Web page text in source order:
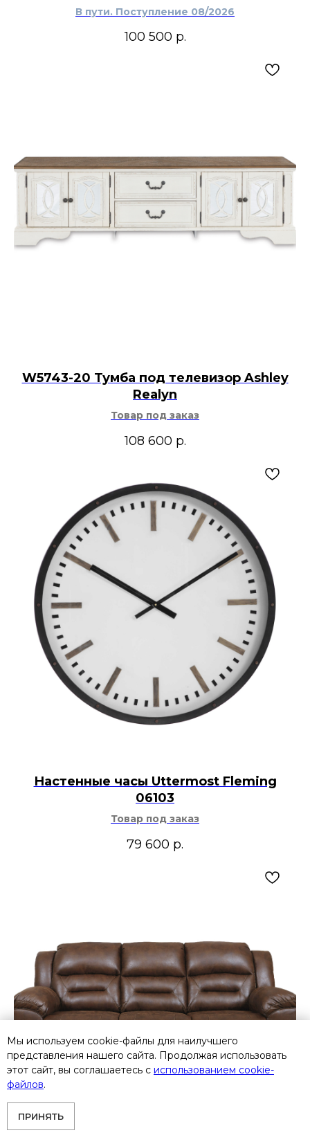
В пути. Поступление 08/2026
100 500 р.
W5743-20 Тумба под телевизор Ashley
Realyn
Товар под заказ
108 600 р.
Настенные часы Uttermost Fleming
06103
Товар под заказ
79 600 р.
Мы используем cookie-файлы для наилучшего
представления нашего сайта. Продолжая использовать
этот сайт, вы соглашаетесь с использованием cookie-
файлов.
ПРИНЯТЬ